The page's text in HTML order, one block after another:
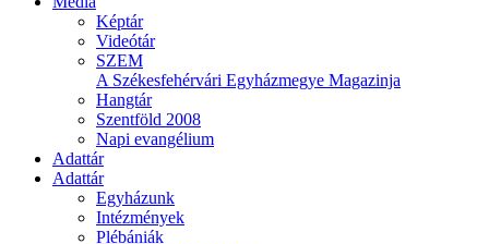
Képtár
Videótár
SZEM
A Székesfehérvári Egyházmegye Magazinja
Hangtár
Szentföld 2008
Napi evangélium
Adattár
Adattár
Egyházunk
Intézmények
Plébániák